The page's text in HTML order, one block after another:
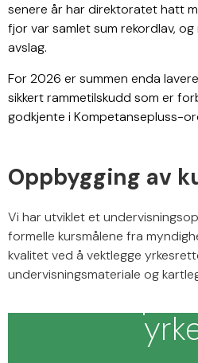
senere år har direktoratet hatt
fjor var samlet sum rekordlav,
avslag.
For 2026 er summen enda
sikkert rammetilskudd som er
godkjente i Kompetansepluss-
Oppbygging av
Vi har utviklet et
formelle kursmålene fra
kvalitet ved å vektlegge
undervisningsmateriale og
1.
3.
4.
5.
i
6.
1.
3.
4.
5.
i
6.
1.
3.
4.
5.
i
6.